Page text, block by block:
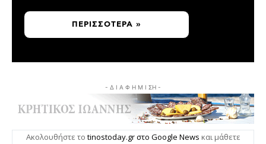
ΠΕΡΙΣΣΌΤΕΡΑ »
- Δ Ι Α Φ Η Μ Ι ΣΗ -
Ακολουθήστε το tinostoday.gr στο Google News και μάθετε